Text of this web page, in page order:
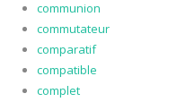
communion
commutateur
comparatif
compatible
complet